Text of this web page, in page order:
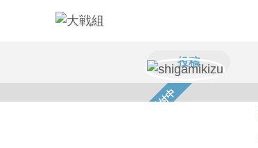
投稿
スカウト受付中